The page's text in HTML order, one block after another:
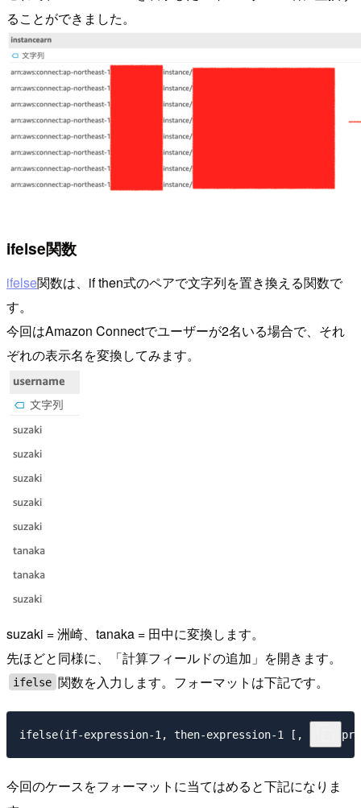
ることができました。
ifelse関数
ifelse関数は、if then式のペアで文字列を置き換える関数で
す。
今回はAmazon Connectでユーザーが2名いる場合で、それ
ぞれの表示名を変換してみます。
suzaki = 洲崎、tanaka = 田中に変換します。
先ほどと同様に、「計算フィールドの追加」を開きます。
ifelse 関数を入力します。フォーマットは下記です。
今回のケースをフォーマットに当てはめると下記になりま